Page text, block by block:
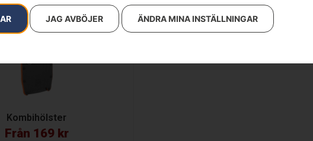
JAG AVBÖJER ÄNDRA MINA INSTÄLLNINGAR
Kombihölster
Från 169 kr